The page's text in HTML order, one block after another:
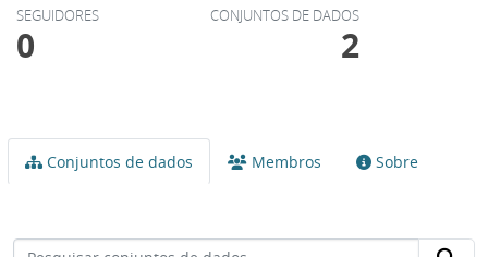
SEGUIDORES
0
CONJUNTOS DE DADOS
2
Conjuntos de dados Membros Sobre